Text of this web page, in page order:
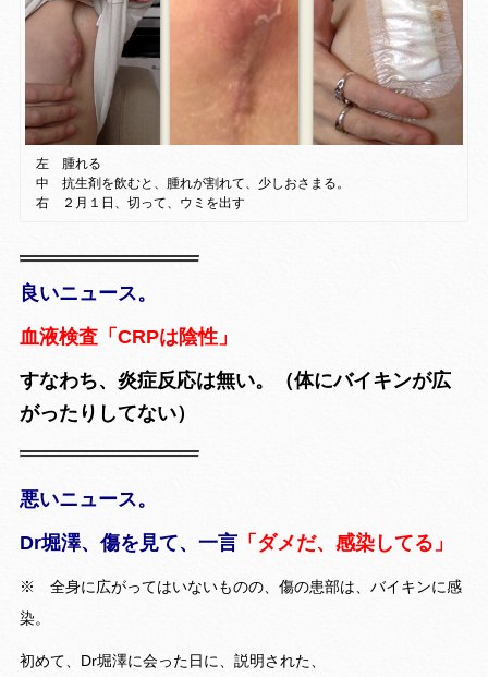
左 腫れる
中 抗生剤を飲むと、腫れが割れて、少しおさまる。
右 ２月１日、切って、ウミを出す
良いニュース。
血液検査「CRPは陰性」
すなわち、炎症反応は無い。（体にバイキンが広
がったりしてない）
悪いニュース。
Dr堀澤、傷を見て、一言 「ダメだ、感染してる」
※ 全身に広がってはいないものの、傷の患部は、バイキンに感
染。
初めて、Dr堀澤に会った日に、説明された、